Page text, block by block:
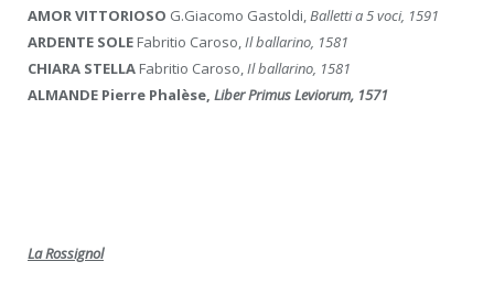
AMOR VITTORIOSO G.Giacomo Gastoldi,Balletti a 5 voci, 1591
ARDENTE SOLE Fabritio Caroso,Il ballarino, 1581
CHIARA STELLA Fabritio Caroso,Il ballarino, 1581
ALMANDE Pierre Phalèse, Liber Primus Leviorum, 1571
La Rossignol